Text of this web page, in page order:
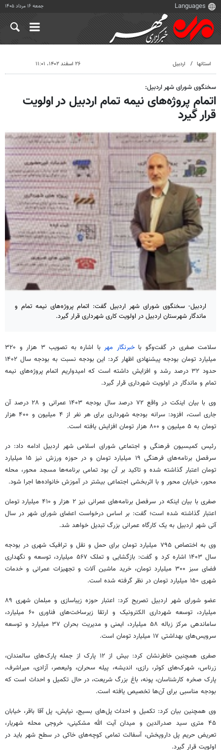
جمعه ۱۶ مرداد ۱۴۰۵
استانها اردبیل ۲۶ اسفند ۱۴۰۲، ۱۱:۰۱
سخنگوی شورای شهر اردبیل:
اتمام پروژه‌های نیمه تمام اردبیل در اولویت
قرار گیرد
اردبیل- سخنگوی شورای شهر اردبیل گفت: اتمام پروژه‌های نیمه تمام و
ماندگار شهرستان اردبیل در اولویت کاری شهرداری قرار گیرد.
سلامت صفری در گفت‌وگو باخبرنگار مهر
با اشاره به تصویب ۳ هزار و ۳۲۰
میلیارد تومان بودجه پیشنهادی اظهار کرد: این بودجه نسبت به بودجه سال ۱۴۰۲
حدود ۳۲ درصد رشد و افزایش داشته است که امیدواریم اتمام پروژه‌های نیمه
تمام و ماندگار در اولویت شهرداری قرار گیرد.
وی با بیان اینکت در واقع ۷۲ درصد سال بودجه ۱۴۰۳ عمرانی و ۲۸ درصد آن
جاری است، افزود: سرانه بودجه شهرداری برای هر نفر از ۴ میلیون و ۴۰۰ هزار
تومان به ۵ میلیون و ۸۰۰ هزار تومان افزایش یافته است.
رئیس کمیسیون فرهنگی و اجتماعی شورای اسلامی شهر اردبیل ادامه داد: در
سرفصل برنامه‌های فرهنگی ۱۹ میلیارد تومان و در حوزه ورزش نیز ۱۵ میلیارد
تومان اعتبار گذاشته شده و تاکید بر آن بود تمامی برنامه‌ها مسجد محور، محله
محور، خیابان محور و با اثربخشی اجتماعی بیشتر در آموزش خانواده‌ها اجرا شود.
صفری با بیان اینکه در سرفصل برنامه‌های عمرانی نیز ۲ هزار و ۴۱۰ میلیارد تومان
اعتبار گذاشته شده است؛ گفت: بر اساس درخواست اعضای شورای شهر در سال
آتی شهر اردبیل به یک کارگاه عمرانی بزرگ تبدیل خواهد شد.
وی به اختصاص ۷۹۵ میلیارد تومان برای حمل و نقل و ترافیک شهری در بودجه
سال ۱۴۰۳ اشاره کرد و گفت: بازگشایی و تملک ۵۶۷ میلیارد، توسعه و نگهداری
فضای سبز ۳۰۰ میلیارد تومان، خرید ماشین آلات و تجهیزات عمرانی و خدمات
شهری ۱۵۰ میلیارد تومان در نظر گرفته شده است.
عضو شورای شهر اردبیل تصریح کرد: اعتبار حوزه زیباسازی و مبلمان شهری ۸۹
میلیارد، توسعه شهرداری الکترونیک و ارتقا زیرساخت‌های فناوری ۶۰ میلیارد،
ساماندهی مرکز زباله ۵۸ میلیارد، ایمنی و مدیریت بحران ۳۷ میلیارد و توسعه
سرویس‌های بهداشتی ۱۷ میلیارد تومان است.
صفری همچنین خاطرنشان کرد: بیش از ۱۲ پارک از جمله پارک‌های سالمندان،
زرناس، شهرک‌های کوثر، رازی، اندیشه، پیله سحران، ولیعصر، آزادی، میراشرف،
پارک صخره کارشناسان، پونه، باغ بزرگ شریعت، در حال تکمیل و احداث است که
بودجه مناسبی برای آن‌ها تخصیص یافته است.
وی همچنین بیان کرد: تکمیل و احداث پل‌های بسیج، نیایش، پل آقا باقر، خیابان
۴۵ متری سید صدرالدین و میدان آیت الله مشکینی، خروجی محله شهریار،
تعریض حریم پل داروپخش، آسفالت تمامی کوچه‌های خاکی در سطح شهر باید در
اولویت قرار گیرد.